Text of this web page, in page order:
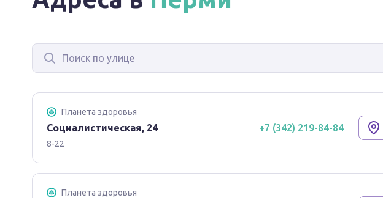
Планета здоровья
Социалистическая, 24
8-22
+7 (342) 219-84-84
Планета здоровья